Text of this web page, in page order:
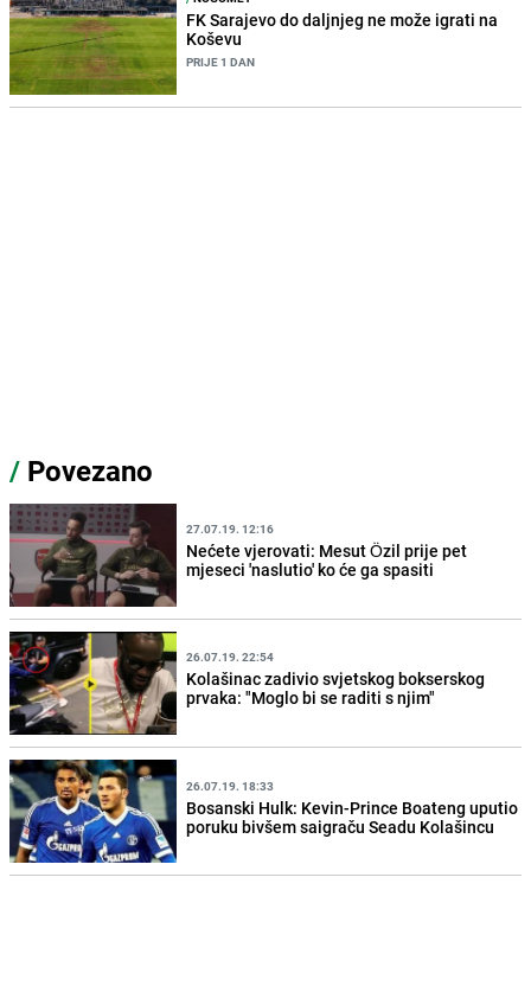
FK Sarajevo do daljnjeg ne može igrati na
Koševu
PRIJE 1 DAN
/ Povezano
27.07.19. 12:16
Nećete vjerovati: Mesut Özil prije pet
mjeseci 'naslutio' ko će ga spasiti
26.07.19. 22:54
Kolašinac zadivio svjetskog bokserskog
prvaka: "Moglo bi se raditi s njim"
26.07.19. 18:33
Bosanski Hulk: Kevin-Prince Boateng uputio
poruku bivšem saigraču Seadu Kolašincu